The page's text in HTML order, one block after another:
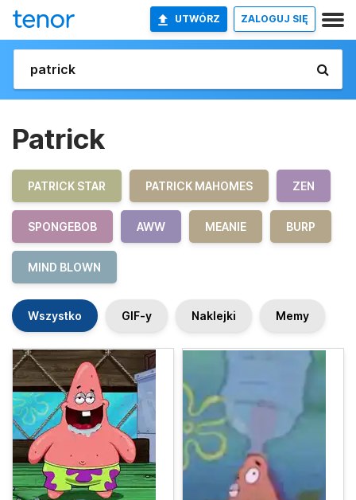
UTWÓRZ ZALOGUJ SIĘ
Patrick
PATRICK STAR PATRICK MAHOMES ZEN
SPONGEBOB AWW MEANIE BURP
MIND BLOWN
Wszystko GIF-y Naklejki Memy